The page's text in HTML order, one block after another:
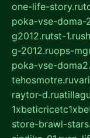
one-life-story.ru
poka-vse-doma-
g2012.rutst-1.ru
g-2012.ruops-
poka-vse-
tehosmotre.ru
raytor-d.ru
store-brawl-